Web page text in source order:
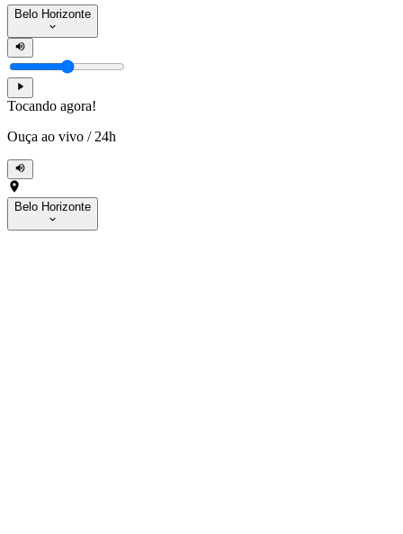
Belo Horizonte
Tocando agora!
Ouça ao vivo / 24h
Belo Horizonte